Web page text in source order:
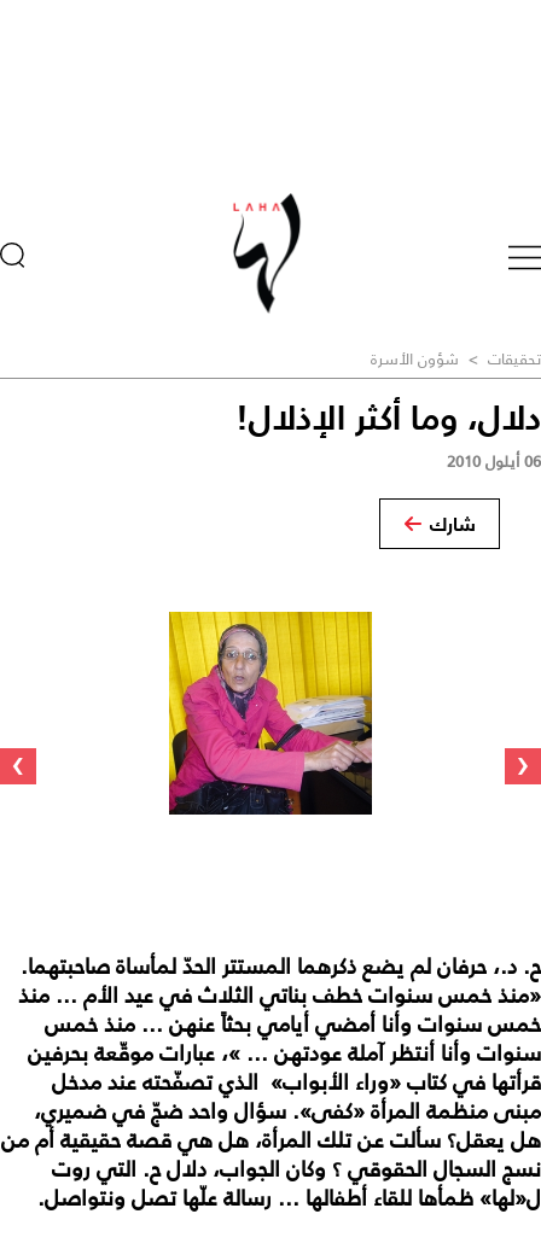
تحقيقات > شؤون الأسرة
دلال، وما أكثر الإذلال!
06 أيلول 2010
شارك
‹
›
ح. د.، حرفان لم يضع ذكرهما المستتر الحدّ لمأساة صاحبتهما.
«منذ خمس سنوات خطف بناتي الثلاث في عيد الأم ... منذ
خمس سنوات وأنا أمضي أيامي بحثاً عنهن ... منذ خمس
سنوات وأنا أنتظر آملة عودتهن ... »، عبارات موقّعة بحرفين
قرأتها في كتاب «وراء الأبواب» الذي تصفّحته عند مدخل
مبنى منظمة المرأة «كفى». سؤال واحد ضجّ في ضميري،
هل يعقل؟ سألت عن تلك المرأة، هل هي قصة حقيقية أم من
نسج السجال الحقوقي ؟ وكان الجواب، دلال ح. التي روت
ل«لها» ظمأها للقاء أطفالها ... رسالة علّها تصل ونتواصل.